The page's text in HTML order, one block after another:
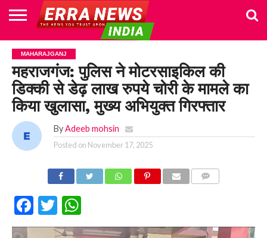
HOME
POLITICS
NEWS
BUSINESS
CULTURE
NATIONAL
SPORTS
LIFESTYLE
TRAVEL
OPINION
BREAKING
NEWS
ENTERTAINMENT
WORLD
CRIME
JOIN
US
MAHARAJGANJ
महराजगंज: पुलिस ने मोटरसाइकिल की
डिक्की से डेढ़ लाख रुपये चोरी के मामले का
किया खुलासा, मुख्य अभियुक्त गिरफ्तार
By Adeeb mohsin
Posted on November 17, 2025
Facebook
Twitter
WhatsApp